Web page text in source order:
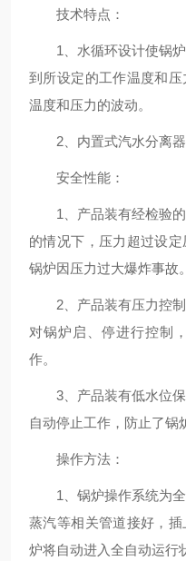
技术特点：
1、水循环设计使锅炉
到所设定的工作温度和
温度和压力的波动。
2、内置式汽水分离器
安全性能：
1、产品装有经检验的
的情况下，压力超过设
锅炉因压力过大爆炸事故。
2、产品装有压力控制
对锅炉启、停进行控制
作。
3、产品装有低水位保
自动停止工作，防止了锅
操作方法：
1、锅炉操作系统为全
蒸汽等相关管道接好，
炉将自动进入全自动运行